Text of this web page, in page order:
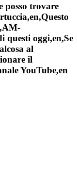
posso trovare
oggi,en,Se
al
il
YouTube,en